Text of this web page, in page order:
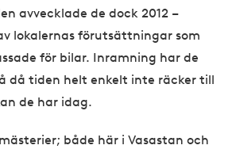
avvecklade de dock 2012 –
lokalernas förutsättningar som
för bilar. Inramning har de
då tiden helt enkelt inte räcker till
de har idag.
både här i Vasastan och